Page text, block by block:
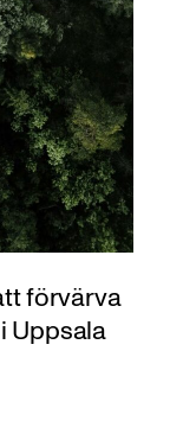
förvärva
Uppsala